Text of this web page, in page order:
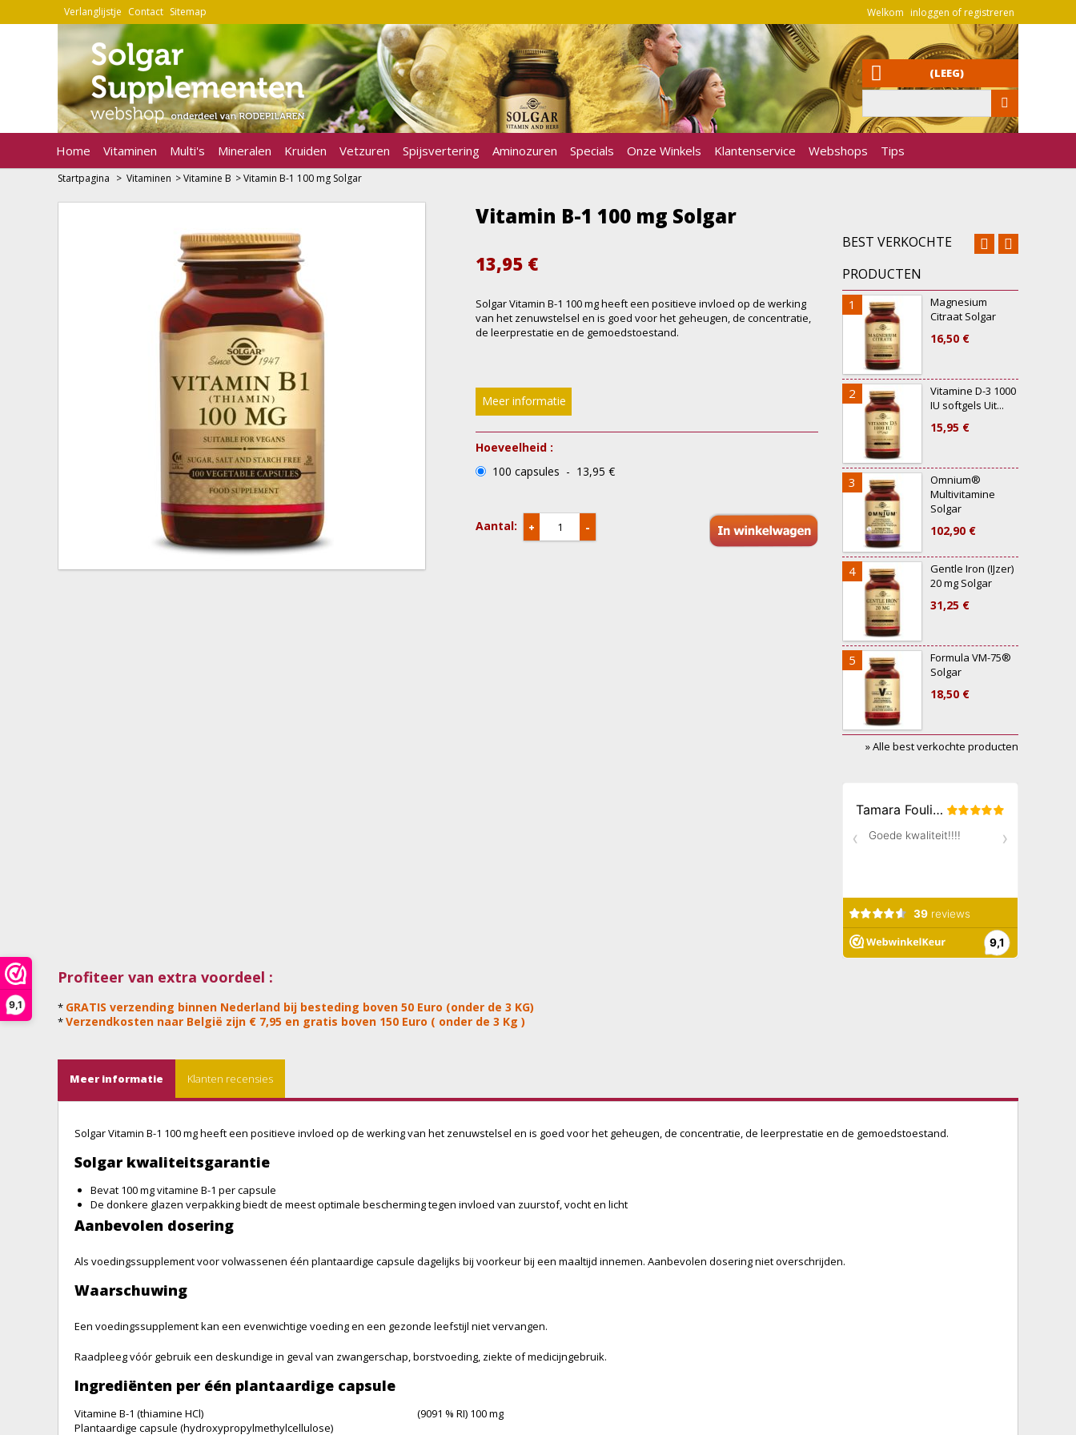
9,1
Verlanglijstje Contact Sitemap Welkom inloggen of registreren
(LEEG)
Home Vitaminen Multi's Mineralen Kruiden Vetzuren Spijsvertering Aminozuren Specials Onze Winkels Klantenservice Webshops Tips
Startpagina > Vitaminen >Vitamine B >Vitamin B-1 100 mg Solgar
BEST VERKOCHTE
PRODUCTEN
1
Magnesium
Citraat Solgar
16,50 €
2
Vitamine D-3 1000
IU softgels Uit...
15,95 €
3
Omnium®
Multivitamine
Solgar
102,90 €
4
Gentle Iron (IJzer)
20 mg Solgar
31,25 €
5
Formula VM-75®
Solgar
18,50 €
» Alle best verkochte producten
Vitamin B-1 100 mg Solgar
13,95 €
Solgar Vitamin B-1 100 mg heeft een positieve invloed op de werking
van het zenuwstelsel en is goed voor het geheugen, de concentratie,
de leerprestatie en de gemoedstoestand.
Meer informatie
Hoeveelheid :
100 capsules - 13,95 €
Aantal: + -
Profiteer van extra voordeel :
* GRATIS verzending binnen Nederland bij besteding boven 50 Euro (onder de 3 KG)
*Verzendkosten naar België zijn € 7,95 en gratis boven 150 Euro ( onder de 3 Kg )
Meer informatie Klanten recensies
Solgar Vitamin B-1 100 mg heeft een positieve invloed op de werking van het zenuwstelsel en is goed voor het geheugen, de concentratie, de leerprestatie en de gemoedstoestand.
Solgar kwaliteitsgarantie
Bevat 100 mg vitamine B-1 per capsule
De donkere glazen verpakking biedt de meest optimale bescherming tegen invloed van zuurstof, vocht en licht
Aanbevolen dosering
Als voedingssupplement voor volwassenen één plantaardige capsule dagelijks bij voorkeur bij een maaltijd innemen. Aanbevolen dosering niet overschrijden.
Waarschuwing
Een voedingssupplement kan een evenwichtige voeding en een gezonde leefstijl niet vervangen.
Raadpleeg vóór gebruik een deskundige in geval van zwangerschap, borstvoeding, ziekte of medicijngebruik.
Ingrediënten per één plantaardige capsule
Vitamine B-1 (thiamine HCl)
(9091 % RI) 100 mg
Plantaardige capsule (hydroxypropylmethylcellulose)